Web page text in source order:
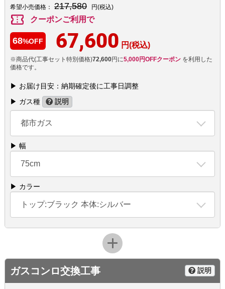
希望小売価格： 217,580 円(税込)
confirmation_number クーポンご利用で
68%OFF 67,600 円(税込)
※商品代(工事セット特別価格)72,600円に5,000円OFFクーポンを利用した
価格です。
▶ お届け目安：納期確定後に工事日調整
▶ ガス種
説明
都市ガス
▶ 幅
75cm
▶ カラー
トップ:ブラック 本体:シルバー
ガスコンロ交換工事 説明